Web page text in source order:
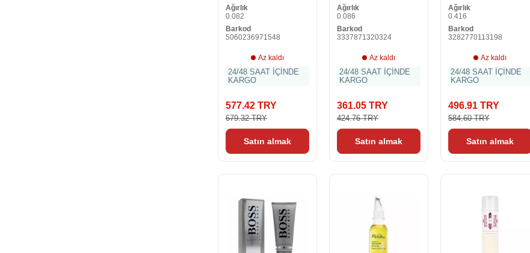
Ağırlık
0.082
Barkod
5060236971548
Az kaldı
24/48 SAAT İÇİNDE
KARGO
577.42 TRY
679.32 TRY
Satın almak
Ağırlık
0.086
Barkod
3337871320324
Az kaldı
24/48 SAAT İÇİNDE
KARGO
361.05 TRY
424.76 TRY
Satın almak
Ağırlık
0.416
Barkod
3282770113198
Az kaldı
24/48 SAAT İÇİNDE
KARGO
496.91 TRY
584.60 TRY
Satın almak